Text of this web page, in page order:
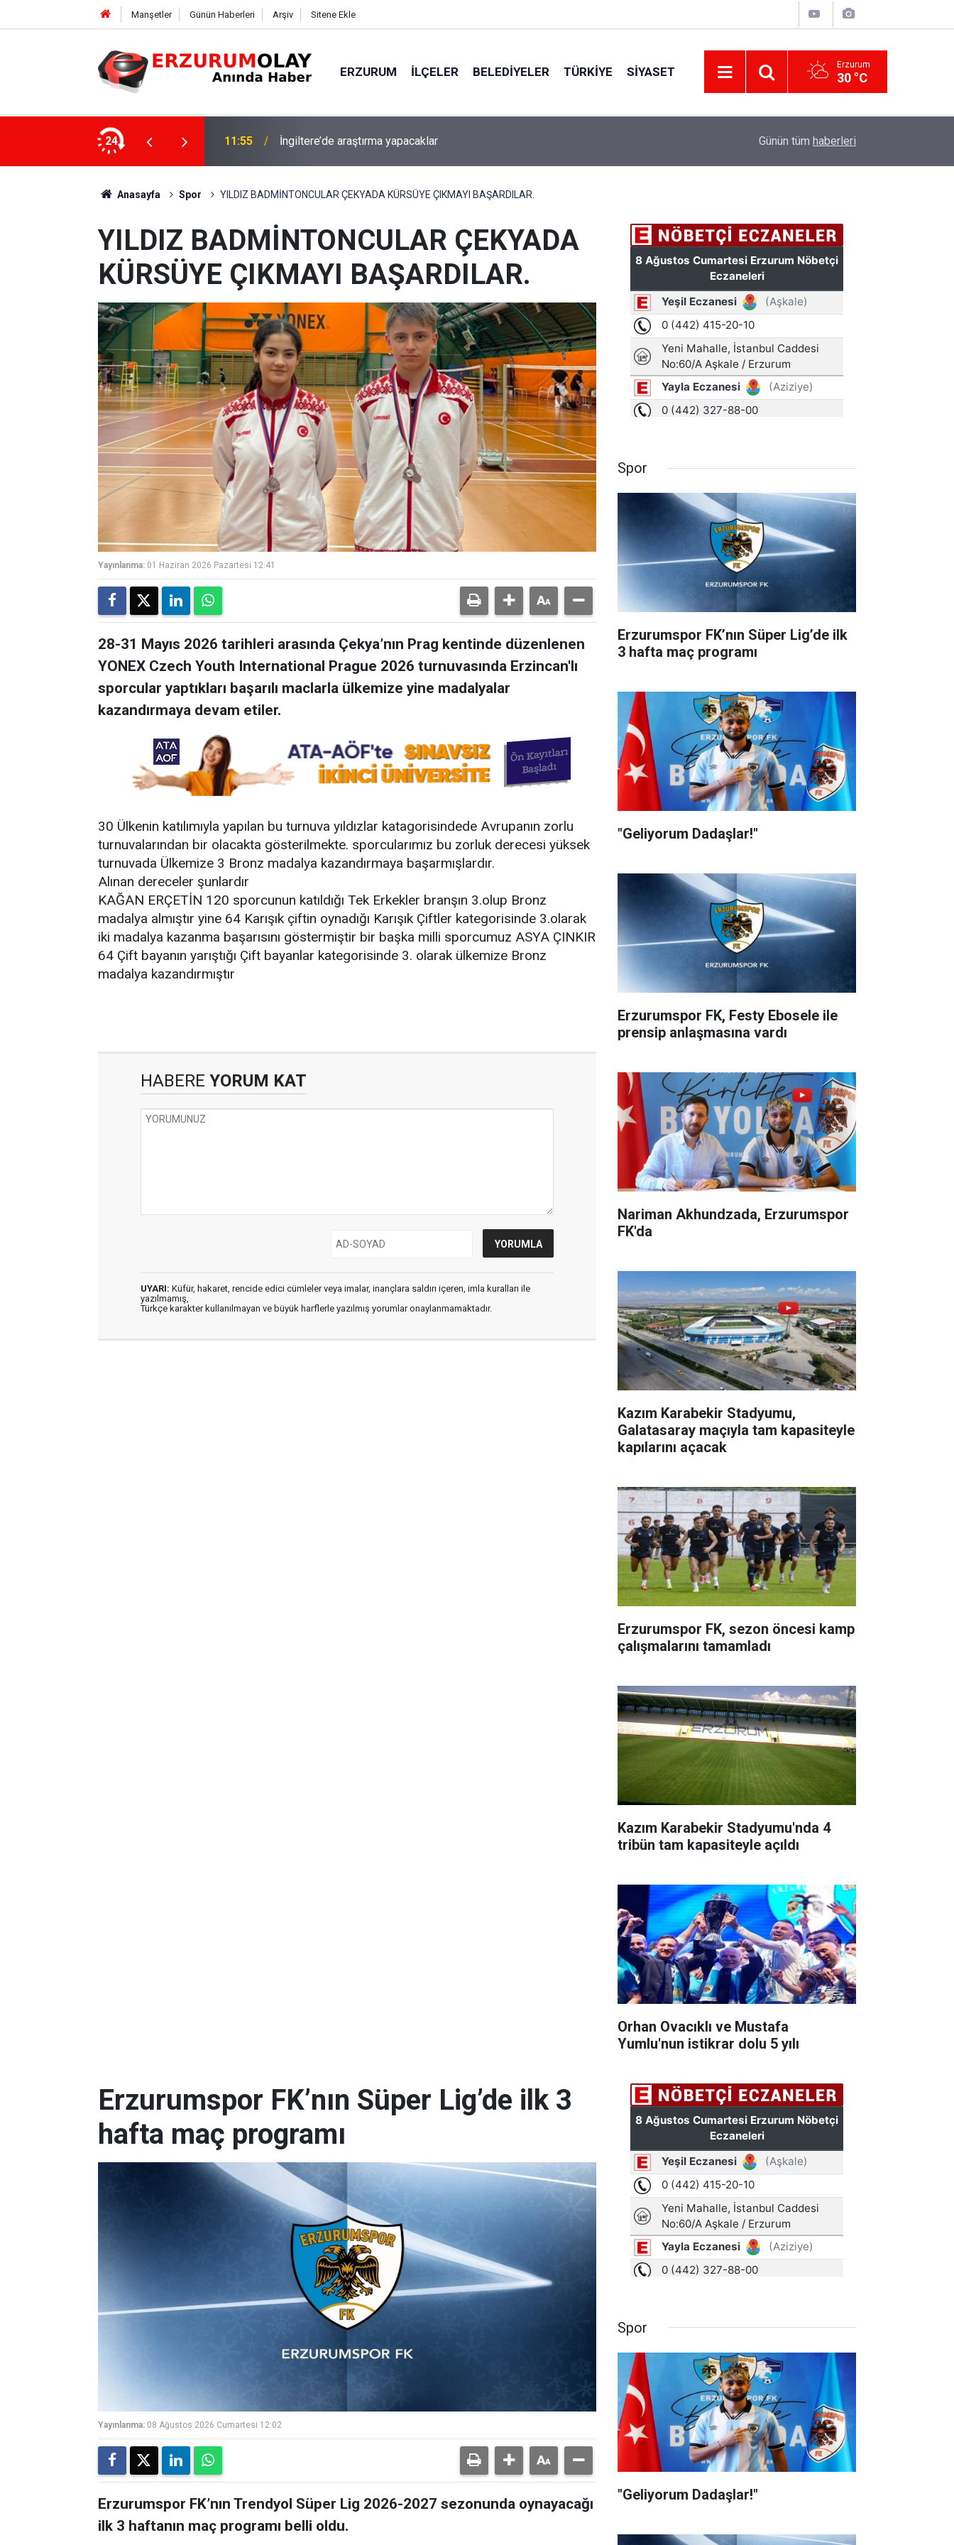
Manşetler Günün Haberleri Arşiv Sitene Ekle
ERZURUM İLÇELER BELEDIYELER TÜRKIYE SIYASET Erzurum
30 °C
24 11:52 Çay sohbeti iddiaya dönüştü Türkiye'de bir ilki yapıyor: Kilim üzerine
Günün tüm haberleri
Anasayfa Spor YILDIZ BADMİNTONCULAR ÇEKYADA KÜRSÜYE ÇIKMAYI BAŞARDILAR.
YILDIZ BADMİNTONCULAR ÇEKYADA
KÜRSÜYE ÇIKMAYI BAŞARDILAR.
Yayınlanma: 01 Haziran 2026 Pazartesi 12:41
28-31 Mayıs 2026 tarihleri arasında Çekya’nın Prag kentinde düzenlenen
YONEX Czech Youth International Prague 2026 turnuvasında Erzincan'lı
sporcular yaptıkları başarılı maclarla ülkemize yine madalyalar
kazandırmaya devam etiler.
30 Ülkenin katılımıyla yapılan bu turnuva yıldızlar katagorisindede Avrupanın zorlu
turnuvalarından bir olacakta gösterilmekte. sporcularımız bu zorluk derecesi yüksek
turnuvada Ülkemize 3 Bronz madalya kazandırmaya başarmışlardır.
Alınan dereceler şunlardır
KAĞAN ERÇETİN 120 sporcunun katıldığı Tek Erkekler branşın 3.olup Bronz
madalya almıştır yine 64 Karışık çiftin oynadığı Karışık Çiftler kategorisinde 3.olarak
iki madalya kazanma başarısını göstermiştir bir başka milli sporcumuz ASYA ÇINKIR
64 Çift bayanın yarıştığı Çift bayanlar kategorisinde 3. olarak ülkemize Bronz
madalya kazandırmıştır
HABERE YORUM KAT
UYARI: Küfür, hakaret, rencide edici cümleler veya imalar, inançlara saldırı içeren, imla kuralları ile
yazılmamış,
Türkçe karakter kullanılmayan ve büyük harflerle yazılmış yorumlar onaylanmamaktadır.
Spor
Erzurumspor FK’nın Süper Lig’de ilk
3 hafta maç programı
"Geliyorum Dadaşlar!"
Erzurumspor FK, Festy Ebosele ile
prensip anlaşmasına vardı
Nariman Akhundzada, Erzurumspor
FK'da
Kazım Karabekir Stadyumu,
Galatasaray maçıyla tam kapasiteyle
kapılarını açacak
Erzurumspor FK, sezon öncesi kamp
çalışmalarını tamamladı
Kazım Karabekir Stadyumu'nda 4
tribün tam kapasiteyle açıldı
Orhan Ovacıklı ve Mustafa
Yumlu'nun istikrar dolu 5 yılı
Erzurumspor FK’nın Süper Lig’de ilk 3
hafta maç programı
Yayınlanma: 08 Ağustos 2026 Cumartesi 12:02
Erzurumspor FK’nın Trendyol Süper Lig 2026-2027 sezonunda oynayacağı
ilk 3 haftanın maç programı belli oldu.
Spor
"Geliyorum Dadaşlar!"